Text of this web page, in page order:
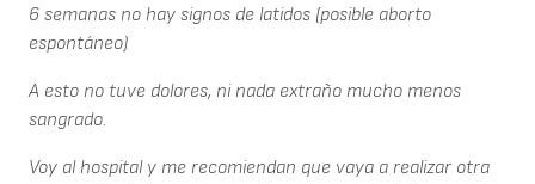
6 semanas no hay signos de latidos (posible aborto
espontáneo)
A esto no tuve dolores, ni nada extraño mucho menos
sangrado.
Voy al hospital y me recomiendan que vaya a realizar otra